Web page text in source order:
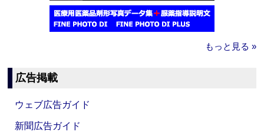
もっと見る »
広告掲載
ウェブ広告ガイド
新聞広告ガイド